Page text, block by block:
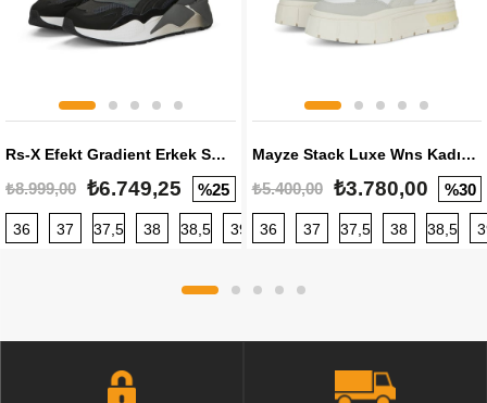
Rs-X Efekt Gradient Erkek Sneaker
₺8.999,00 ₺6.749,25 %25
36 37 37,5 38 38,5 39 40 40,5 41 42 42,5
Mayze Stack Luxe Wns Kadın Sneaker
₺5.400,00 ₺3.780,00 %30
36 37 37,5 38 38,5